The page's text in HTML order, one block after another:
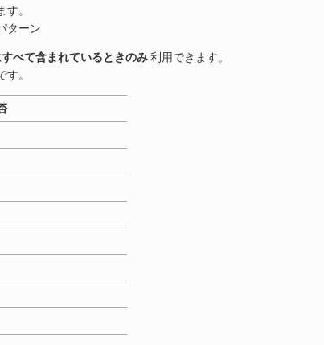
。
ターン
べて含まれているときのみ利用できます。
。